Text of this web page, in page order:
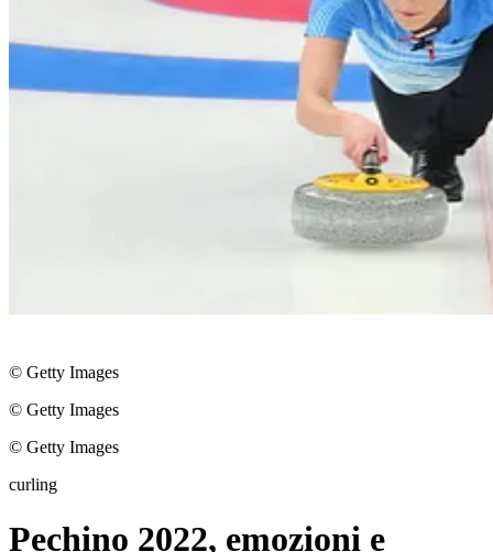
© Getty Images
© Getty Images
© Getty Images
curling
Pechino 2022, emozioni e